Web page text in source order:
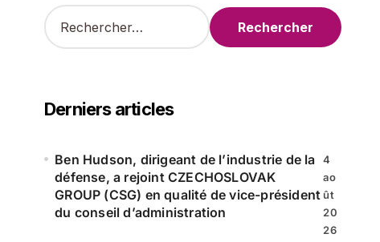
R
e
r
c
e
Derniers articles
Ben Hudson, dirigeant de l’industrie de la
défense, a rejoint CZECHOSLOVAK
GROUP (CSG) en qualité de vice-président
du conseil d’administration
4
ao
ût
20
26